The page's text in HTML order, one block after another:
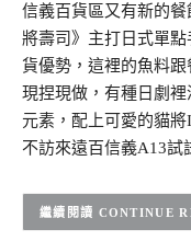
信義百貨區又有新的
將壽司》主打日式單
貨優勢，這裡的魚料
現捏現做，有種日劇
元素，配上可愛的貓將
不訪來遠百信義A13試
CONTINUE